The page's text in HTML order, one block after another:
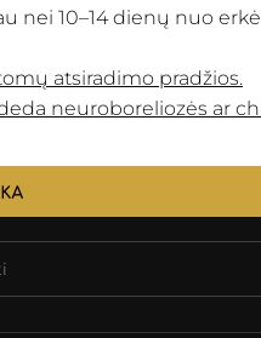
nei 10–14 dienų nuo
atsiradimo pradžios.
neuroboreliozės ar